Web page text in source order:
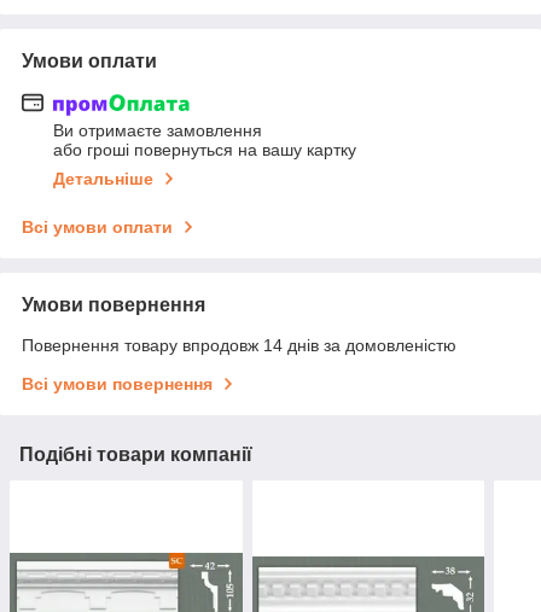
Умови оплати
Ви отримаєте замовлення
або гроші повернуться на вашу картку
Детальніше
Всі умови оплати
Умови повернення
Повернення товару впродовж 14 днів за домовленістю
Всі умови повернення
Подібні товари компанії